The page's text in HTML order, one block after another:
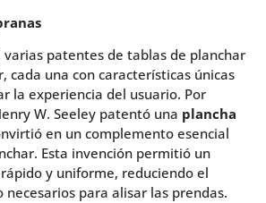
varias patentes de tablas de planchar
cada una con características únicas
la experiencia del usuario. Por
W. Seeley patentó una plancha
en un complemento esencial
Esta invención permitió un
y uniforme, reduciendo el
para alisar las prendas.